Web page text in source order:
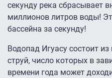
секунду река сбрасывает
миллионов литров воды!
бассейна за секунду!
Водопад Игуасу состоит
струй, число которых в
времени года может